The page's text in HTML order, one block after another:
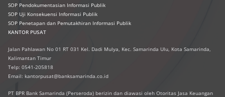
SOP Pendokumentasian Informasi Publik
SOP Uji Konsekuensi Informasi Publik
SOP Penetapan dan Pemutakhiran Informasi Publik
KANTOR PUSAT
Jalan Pahlawan No 01 RT 031 Kel. Dadi Mulya, Kec. Samarinda Ulu, Kota Samarinda,
Kalimantan Timur
Telp: 0541-205818
Email: kantorpusat@banksamarinda.co.id
PT BPR Bank Samarinda (Perseroda) berizin dan diawasi oleh Otoritas Jasa Keuangan